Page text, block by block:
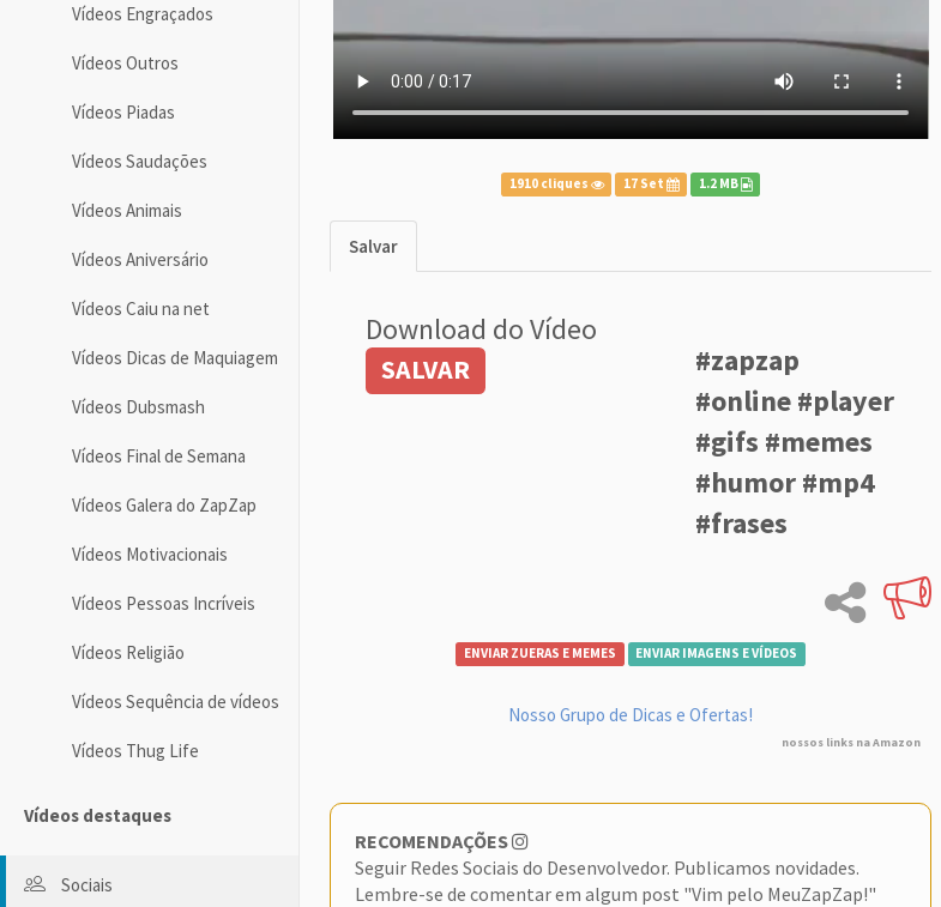
Vídeos Engraçados
Vídeos Outros
Vídeos Piadas
Vídeos Saudações
Vídeos Animais
Vídeos Aniversário
Vídeos Caiu na net
Vídeos Dicas de Maquiagem
Vídeos Dubsmash
Vídeos Final de Semana
Vídeos Galera do ZapZap
Vídeos Motivacionais
Vídeos Pessoas Incríveis
Vídeos Religião
Vídeos Sequência de vídeos
Vídeos Thug Life
Vídeos destaques
Sociais
1910 cliques 17 Set 1.2 MB
Salvar
Download do Vídeo
SALVAR
#zapzap
#online #player
#gifs #memes
#humor #mp4
#frases
ENVIAR ZUERAS E MEMES ENVIAR IMAGENS E VÍDEOS
Nosso Grupo de Dicas e Ofertas!
nossos links na Amazon
RECOMENDAÇÕES
Seguir Redes Sociais do Desenvolvedor. Publicamos novidades.
Lembre-se de comentar em algum post "Vim pelo MeuZapZap!"